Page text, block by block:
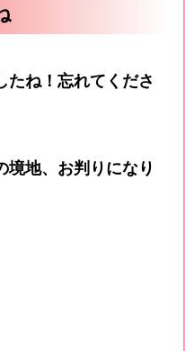
たね！忘れてくださ
境地、お判りになり